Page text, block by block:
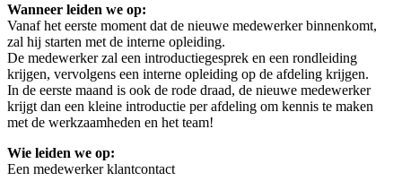
Wanneer leiden we op:
Vanaf het eerste moment dat de nieuwe medewerker binnenkomt,
zal hij starten met de interne opleiding.
De medewerker zal een introductiegesprek en een rondleiding
krijgen, vervolgens een interne opleiding op de afdeling krijgen.
In de eerste maand is ook de rode draad, de nieuwe medewerker
krijgt dan een kleine introductie per afdeling om kennis te maken
met de werkzaamheden en het team!
Wie leiden we op:
Een medewerker klantcontact